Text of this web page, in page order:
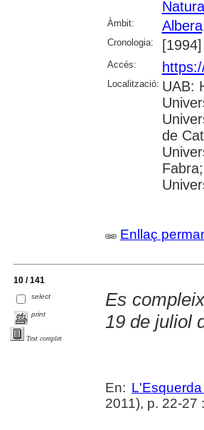
Àmbit:
Cronologia: [1994]
Accés:
Localització: UAB:
de
Enllaç
10 / 141
select
print
Text complet
Es
19 de juliol
En:
2011), p. 22-27